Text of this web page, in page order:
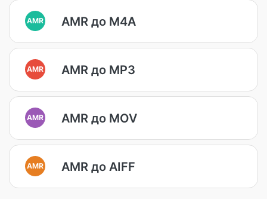
AMR AMR до M4A
AMR AMR до MP3
AMR AMR до MOV
AMR AMR до AIFF